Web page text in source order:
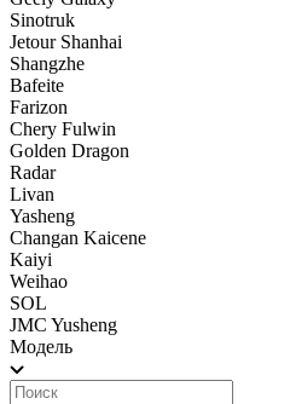
Sinotruk
Jetour Shanhai
Shangzhe
Bafeite
Farizon
Chery Fulwin
Golden Dragon
Radar
Livan
Yasheng
Changan Kaicene
Kaiyi
Weihao
SOL
JMC Yusheng
Модель